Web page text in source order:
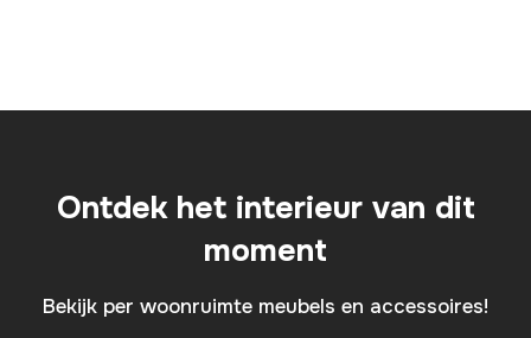
Ontdek het interieur van dit
moment
Bekijk per woonruimte meubels en accessoires!